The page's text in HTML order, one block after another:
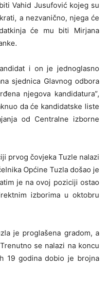
Vahid Jusufović kojeg su
a nezvanično, njega će
će mu biti Mirjana
i on je jednoglasno
sjednica Glavnog odbora
njegova kandidatura”,
da će kandidatske liste
od Centralne izborne
prvog čovjeka Tuzle nalazi
Općine Tuzla došao je
je na ovoj poziciji ostao
izborima u oktobru
je proglašena gradom, a
se nalazi na koncu
19 godina dobio je brojna